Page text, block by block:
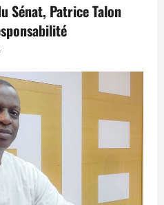
Sénat, Patrice Talon